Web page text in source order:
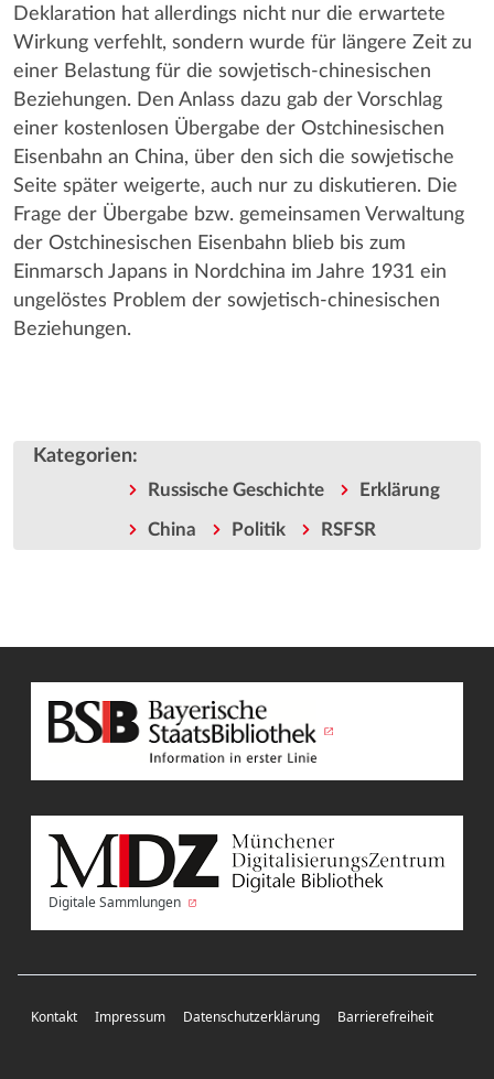
Deklaration hat allerdings nicht nur die erwartete
Wirkung verfehlt, sondern wurde für längere Zeit zu
einer Belastung für die sowjetisch-chinesischen
Beziehungen. Den Anlass dazu gab der Vorschlag
einer kostenlosen Übergabe der Ostchinesischen
Eisenbahn an China, über den sich die sowjetische
Seite später weigerte, auch nur zu diskutieren. Die
Frage der Übergabe bzw. gemeinsamen Verwaltung
der Ostchinesischen Eisenbahn blieb bis zum
Einmarsch Japans in Nordchina im Jahre 1931 ein
ungelöstes Problem der sowjetisch-chinesischen
Beziehungen.
Kategorien:
Russische Geschichte Erklärung
China Politik RSFSR
Digitale Sammlungen
Kontakt Impressum Datenschutzerklärung Barrierefreiheit